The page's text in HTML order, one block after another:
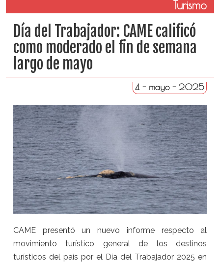
Turismo
Día del Trabajador: CAME calificó
como moderado el fin de semana
largo de mayo
4 - mayo - 2025
CAME presentó un nuevo informe respecto al
movimiento turístico general de los destinos
turísticos del país por el Día del Trabajador 2025 en